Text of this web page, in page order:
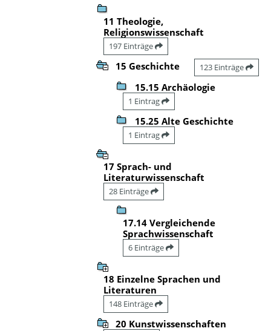
11 Theologie,
Religionswissenschaft
197 Einträge
15 Geschichte 123 Einträge
15.15 Archäologie
1 Eintrag
15.25 Alte Geschichte
1 Eintrag
17 Sprach- und
Literaturwissenschaft
28 Einträge
17.14 Vergleichende
Sprachwissenschaft
6 Einträge
18 Einzelne Sprachen und
Literaturen
148 Einträge
20 Kunstwissenschaften